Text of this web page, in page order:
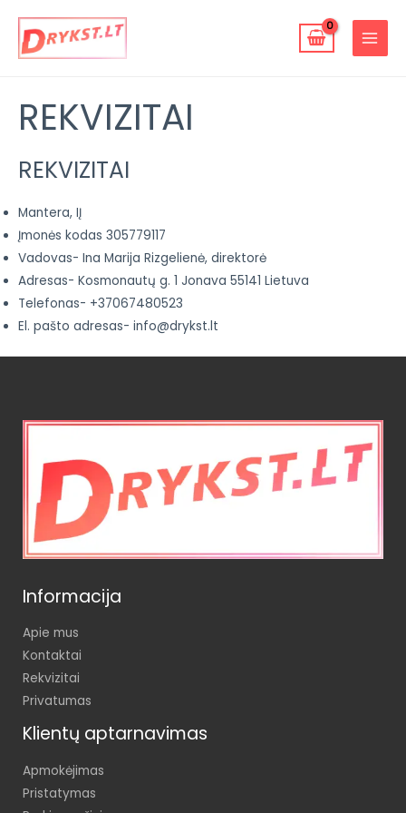
turinio
MAIN
MENU
REKVIZITAI
REKVIZITAI
Mantera, IĮ
Įmonės kodas 305779117
Vadovas- Ina Marija Rizgelienė, direktorė
Adresas- Kosmonautų g. 1 Jonava 55141 Lietuva
Telefonas- +37067480523
El. pašto adresas- info@drykst.lt
Informacija
Apie mus
Kontaktai
Rekvizitai
Privatumas
Klientų aptarnavimas
Apmokėjimas
Pristatymas